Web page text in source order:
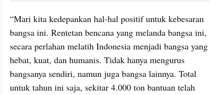
“Mari kita kedepankan hal-hal positif untuk kebesaran
bangsa ini. Rentetan bencana yang melanda bangsa ini,
secara perlahan melatih Indonesia menjadi bangsa yang
hebat, kuat, dan humanis. Tidak hanya mengurus
bangsanya sendiri, namun juga bangsa lainnya. Total
untuk tahun ini saja, sekitar 4.000 ton bantuan telah